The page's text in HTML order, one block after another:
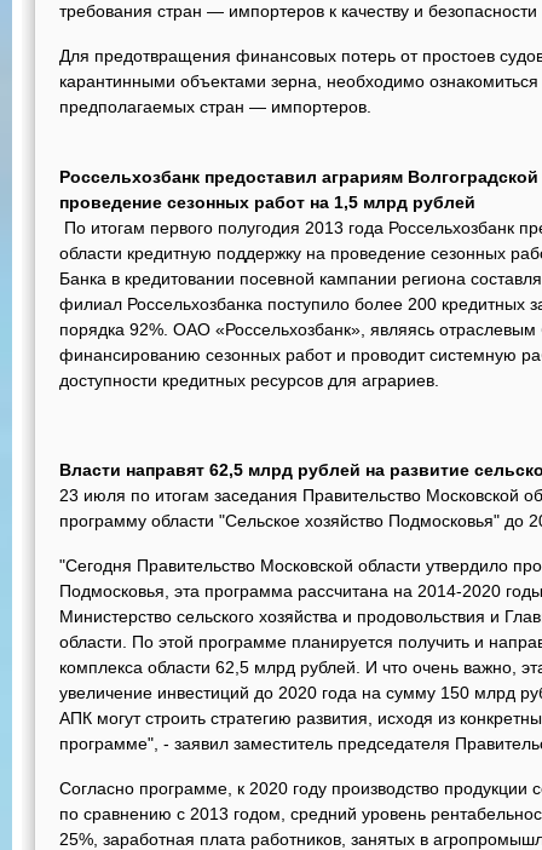
требования стран — импортеров к качеству и
Для предотвращения финансовых потерь от простоев
карантинными объектами зерна, необходимо
предполагаемых стран — импортеров.
Россельхозбанк предоставил аграриям
проведение сезонных работ на 1,5 млрд рублей
По итогам первого полугодия 2013 года Россельхозбанк
области кредитную поддержку на проведение сезонных
Банка в кредитовании посевной кампании региона
филиал Россельхозбанка поступило более 200 кредитных
порядка 92%. ОАО «Россельхозбанк», являясь
финансированию сезонных работ и проводит системную
доступности кредитных ресурсов для аграриев.
Власти направят 62,5 млрд рублей на развитие
23 июля по итогам заседания Правительство Московской
программу области "Сельское хозяйство Подмосковья" до
"Сегодня Правительство Московской области утвердило
Подмосковья, эта программа рассчитана на 2014-2020
Министерство сельского хозяйства и продовольствия и
области. По этой программе планируется получить и
комплекса области 62,5 млрд рублей. И что очень важно,
увеличение инвестиций до 2020 года на сумму 150 млрд
АПК могут строить стратегию развития, исходя из
программе", - заявил заместитель председателя
Согласно программе, к 2020 году производство продукции
по сравнению с 2013 годом, средний уровень
25%, заработная плата работников, занятых в